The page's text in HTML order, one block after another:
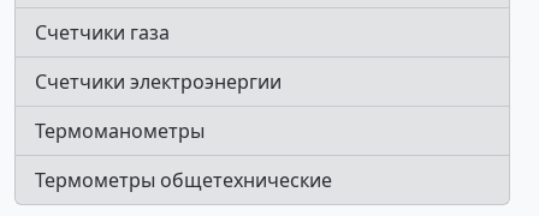
Счетчики газа
Счетчики электроэнергии
Термоманометры
Термометры общетехнические